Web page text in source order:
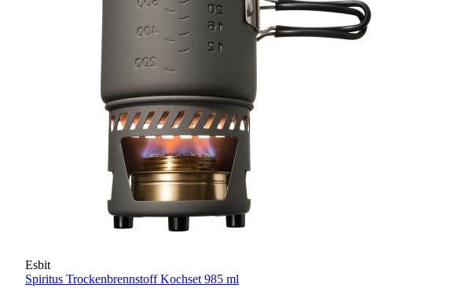
Esbit
Spiritus Trockenbrennstoff Kochset 985 ml